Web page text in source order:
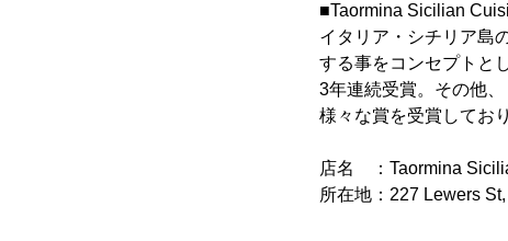
■Taormina Sicilian
イタリア・シチリア島
する事をコンセプトと
3年連続受賞。その他
様々な賞を受賞してお
店名 ：Taormina
所在地：227 Lewers